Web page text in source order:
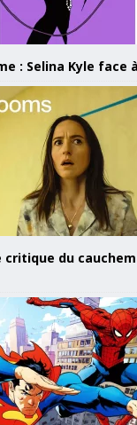
: Selina Kyle face
critique du